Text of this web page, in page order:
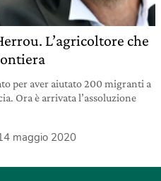
L’agricoltore che
per aver aiutato 200 migranti a
Ora è arrivata l’assoluzione
maggio 2020